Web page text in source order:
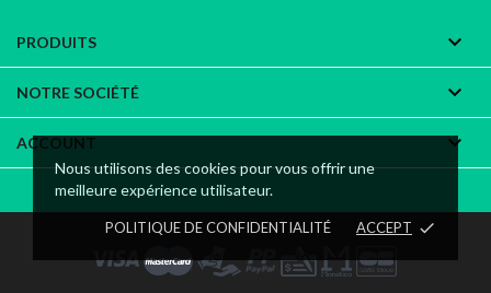
Nous utilisons des cookies pour vous offrir une
meilleure expérience utilisateur.
POLITIQUE DE CONFIDENTIALITÉ ACCEPT done
PRODUITS 
NOTRE SOCIÉTÉ 
ACCOUNT 